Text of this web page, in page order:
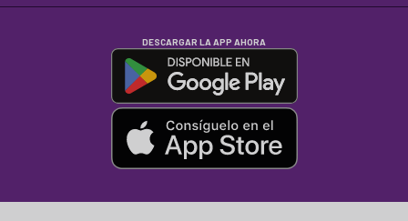
DESCARGAR LA APP AHORA